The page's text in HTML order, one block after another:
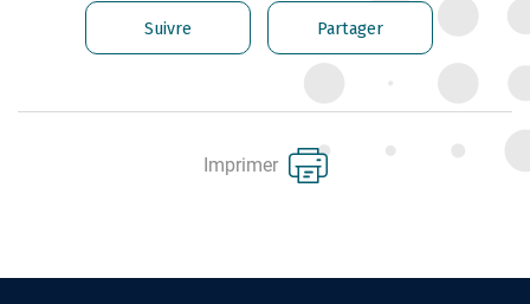
GÉRER LES AGENTS
CONTRACTUELS
SANTÉ ET PRÉVENTION DES
RISQUES PROFESSIONNELS
LIENS UTILES
Suivre Partager
Imprimer